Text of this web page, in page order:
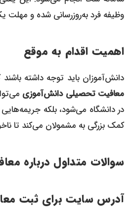
وظیفه فرد به‌روزرسانی شده و مهلت
اهمیت اقدام به موقع
دانش‌آموزان باید توجه داشته باشند که ورود به سن ۱۸ سالگی، آغاز تعهد قانونی آن‌ها
معافیت تحصیلی دانش‌آموزی
در دانشگاه می‌شود، بلکه
کمک بزرگی به مشمولان می‌کند تا
سوالات متداول درباره
آدرس سایت برای ثبت